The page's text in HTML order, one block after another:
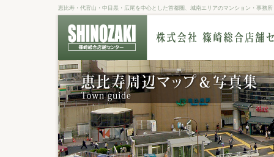
恵比寿・代官山・中目黒・広尾を中心とした首都圏、城南エリアのマンション・事務